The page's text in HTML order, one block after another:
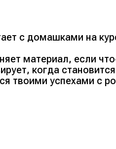
с домашками на
материал, если
когда
твоими успехами с